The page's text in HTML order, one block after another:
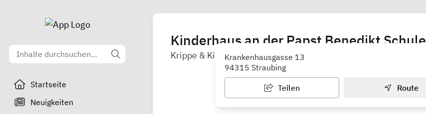
Startseite
Neuigkeiten
Kinderhaus an der Papst Benedikt Schule
Krippe & KindergartenKrankenhausgasse 13
94315 Straubing
Teilen Route